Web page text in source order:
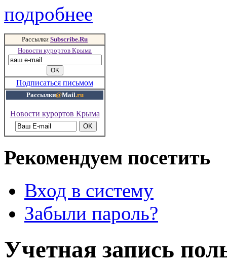
подробнее
Рассылки Subscribe.Ru
Новости курортов Крыма
Подписаться письмом
Рассылки@Mail.ru
Новости курортов Крыма
Рекомендуем посетить
Вход в систему
Забыли пароль?
Учетная запись